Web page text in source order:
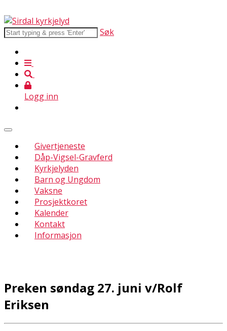
Søk
Logg inn
Givertjeneste
Dåp-Vigsel-Gravferd
Kyrkjelyden
Barn og Ungdom
Vaksne
Prosjektkoret
Kalender
Kontakt
Informasjon
Preken søndag 27. juni v/Rolf
Eriksen